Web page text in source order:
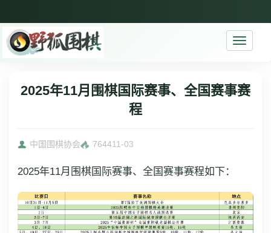
Toggle
2025年11月围棋国际赛事、全国赛事赛
程
中国围棋协会 764411-03
2025年11月围棋国际赛事、全国赛事赛程如下：